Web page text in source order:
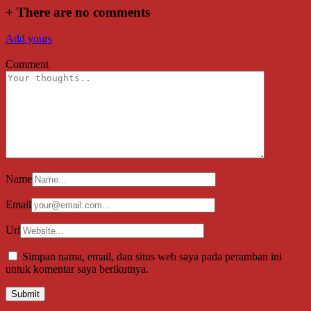
+ There are no comments
Add yours
Comment
Name
Email
Url
Simpan nama, email, dan situs web saya pada peramban ini
untuk komentar saya berikutnya.